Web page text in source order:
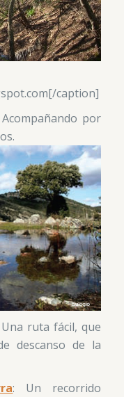
caption]
por
ruta fácil, que
descanso de la
: Un recorrido